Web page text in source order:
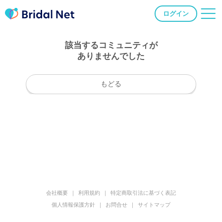
ログイン
該当するコミュニティが
ありませんでした
もどる
会社概要 利用規約
特定商取引法に基づく表記
個人情報保護方針
お問合せ サイトマップ